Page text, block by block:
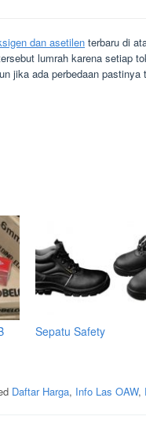
dan asetilen terbaru di
lumrah karena setiap
jika ada perbedaan
Sepatu Safety
Daftar Harga, Info Las OAW,